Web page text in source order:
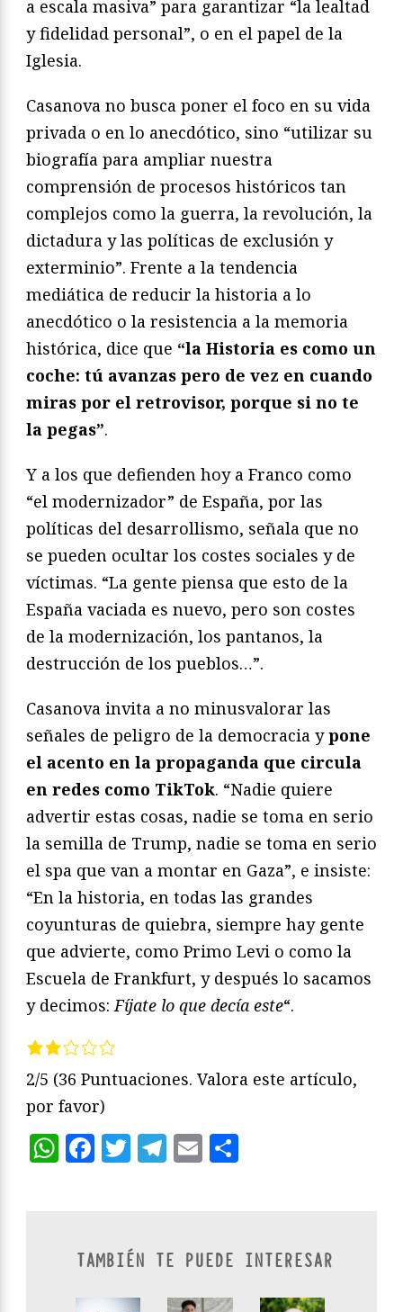
a escala masiva” para garantizar “la lealtad
y fidelidad personal”, o en el papel de la
Iglesia.
Casanova no busca poner el foco en su vida
privada o en lo anecdótico, sino “utilizar su
biografía para ampliar nuestra
comprensión de procesos históricos tan
complejos como la guerra, la revolución, la
dictadura y las políticas de exclusión y
exterminio”. Frente a la tendencia
mediática de reducir la historia a lo
anecdótico o la resistencia a la memoria
histórica, dice que “la Historia es como un
coche: tú avanzas pero de vez en cuando
miras por el retrovisor, porque si no te
la pegas”.
Y a los que defienden hoy a Franco como
“el modernizador” de España, por las
políticas del desarrollismo, señala que no
se pueden ocultar los costes sociales y de
víctimas. “La gente piensa que esto de la
España vaciada es nuevo, pero son costes
de la modernización, los pantanos, la
destrucción de los pueblos…”.
Casanova invita a no minusvalorar las
señales de peligro de la democracia ypone
el acento en la propaganda que circula
en redes como TikTok. “Nadie quiere
advertir estas cosas, nadie se toma en serio
la semilla de Trump, nadie se toma en serio
el spa que van a montar en Gaza”, e insiste:
“En la historia, en todas las grandes
coyunturas de quiebra, siempre hay gente
que advierte, como Primo Levi o como la
Escuela de Frankfurt, y después lo sacamos
y decimos: Fíjate lo que decía este“.
2/5 (36 Puntuaciones. Valora este artículo,
por favor)
WhatsApp
Facebook
Twitter
Telegram
Email
TAMBIÉN TE PUEDE INTERESAR